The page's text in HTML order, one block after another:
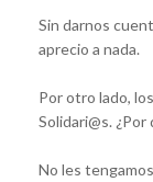
Sin darnos
aprecio a nada.
Por otro lado,
Solidari@s.
No les